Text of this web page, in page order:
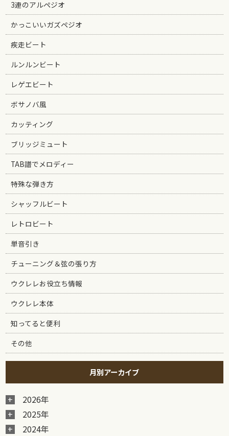
3連のアルペジオ
かっこいいガズペジオ
疾走ビート
ルンルンビート
レゲエビート
ボサノバ風
カッティング
ブリッジミュート
TAB譜でメロディー
特殊な弾き方
シャッフルビート
レトロビート
単音引き
チューニング＆弦の張り方
ウクレレお役立ち情報
ウクレレ本体
知ってると便利
その他
月別アーカイブ
2026年
2025年
2024年